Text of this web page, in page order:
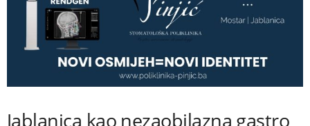
Jablanica kao nezaobilazna gastro